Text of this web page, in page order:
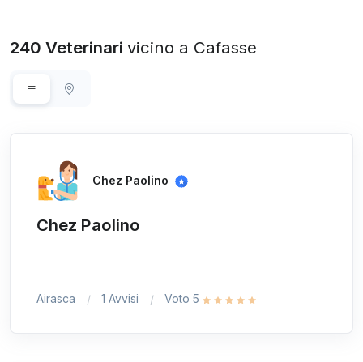
240 Veterinari vicino a Cafasse
Chez Paolino
Chez Paolino
Airasca 1 Avvisi Voto 5